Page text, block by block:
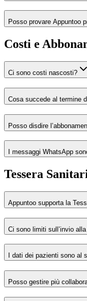
Posso provare Appuntoo
Costi e
Ci sono costi nascosti?
Cosa succede al termine
Posso disdire
I messaggi WhatsApp
Tessera
Appuntoo supporta la
Ci sono limiti sull’invio
I dati dei pazienti sono al
Posso gestire più